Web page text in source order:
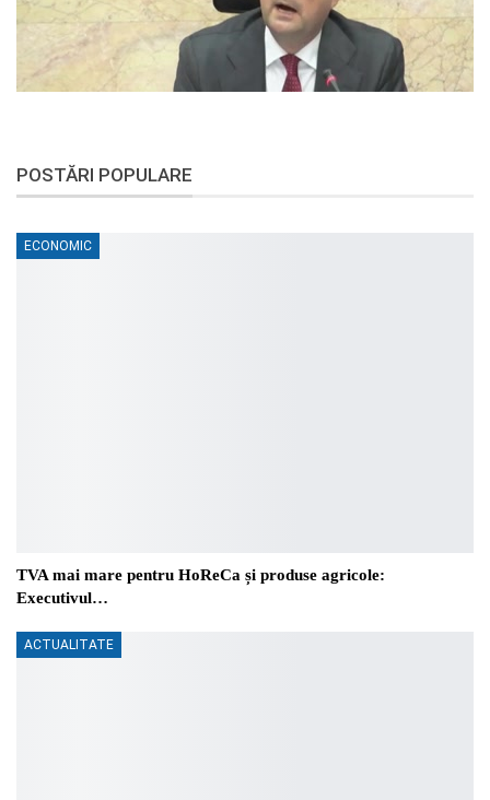
POSTĂRI POPULARE
ECONOMIC
TVA mai mare pentru HoReCa și produse agricole:
Executivul…
ACTUALITATE